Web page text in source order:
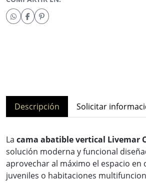
Descripción Solicitar
La cama abatible vertical Livemar
solución moderna y funcional
aprovechar al máximo el espacio
juveniles o habitaciones